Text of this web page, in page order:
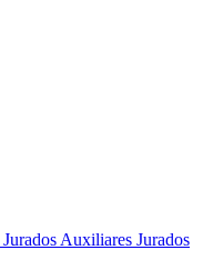
Jurados Auxiliares Jurados